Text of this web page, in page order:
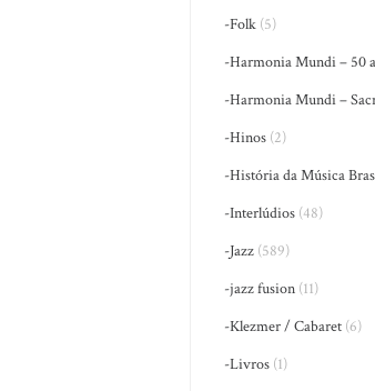
-Folk (5)
-Harmonia Mundi – 50
-Harmonia Mundi –
-Hinos (2)
-História da Música
-Interlúdios (48)
-Jazz (589)
-jazz fusion (11)
-Klezmer / Cabaret (6)
-Livros (1)